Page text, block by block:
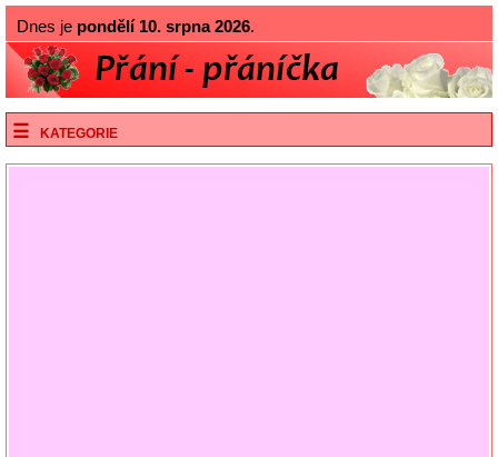
Dnes je pondělí 10. srpna 2026.
KATEGORIE